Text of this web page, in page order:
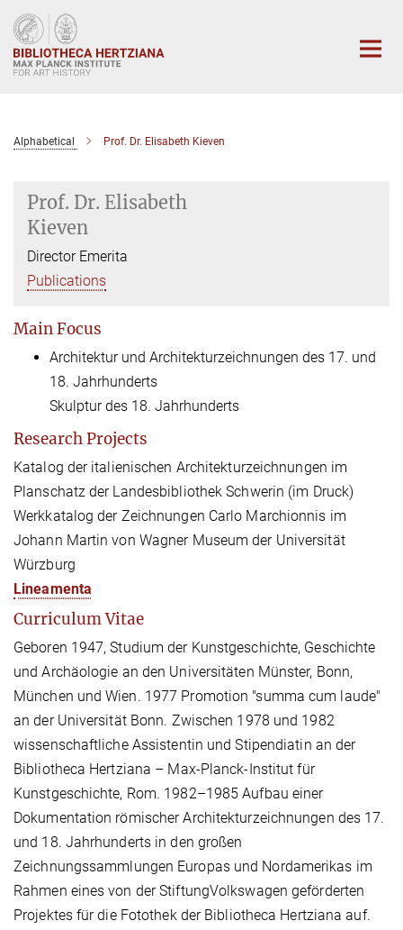
Main-
Content
Alphabetical Prof. Dr. Elisabeth Kieven
Prof. Dr. Elisabeth
Kieven
Director Emerita
Publications
Main Focus
Architektur und Architekturzeichnungen des 17. und
18. Jahrhunderts
Skulptur des 18. Jahrhunderts
Research Projects
Katalog der italienischen Architekturzeichnungen im
Planschatz der Landesbibliothek Schwerin (im Druck)
Werkkatalog der Zeichnungen Carlo Marchionnis im
Johann Martin von Wagner Museum der Universität
Würzburg
Lineamenta
Curriculum Vitae
Geboren 1947, Studium der Kunstgeschichte, Geschichte
und Archäologie an den Universitäten Münster, Bonn,
München und Wien. 1977 Promotion "summa cum laude"
an der Universität Bonn. Zwischen 1978 und 1982
wissenschaftliche Assistentin und Stipendiatin an der
Bibliotheca Hertziana – Max-Planck-Institut für
Kunstgeschichte, Rom. 1982–1985 Aufbau einer
Dokumentation römischer Architekturzeichnungen des 17.
und 18. Jahrhunderts in den großen
Zeichnungssammlungen Europas und Nordamerikas im
Rahmen eines von der StiftungVolkswagen geförderten
Projektes für die Fotothek der Bibliotheca Hertziana auf.